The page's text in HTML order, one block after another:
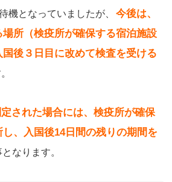
機となっていましたが、
今後は、
所（検疫所が確保する宿泊施設
後３日目に改めて検査を受ける
された場合には、検疫所が確保
、入国後14日間の残りの期間を
なります。